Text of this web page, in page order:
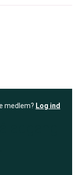
medlem? Log ind